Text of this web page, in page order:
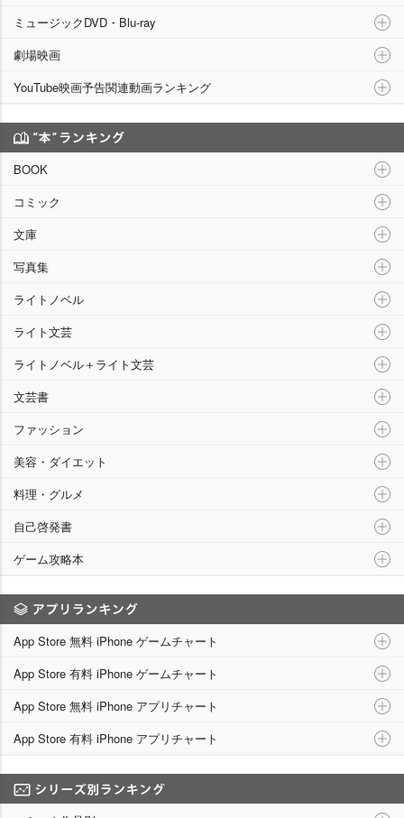
ミュージックDVD・Blu-ray
劇場映画
YouTube映画予告関連動画ランキング
BOOK
コミック
文庫
写真集
ライトノベル
ライト文芸
ライトノベル＋ライト文芸
文芸書
ファッション
美容・ダイエット
料理・グルメ
自己啓発書
ゲーム攻略本
App Store 無料 iPhone ゲームチャート
App Store 有料 iPhone ゲームチャート
App Store 無料 iPhone アプリチャート
App Store 有料 iPhone アプリチャート